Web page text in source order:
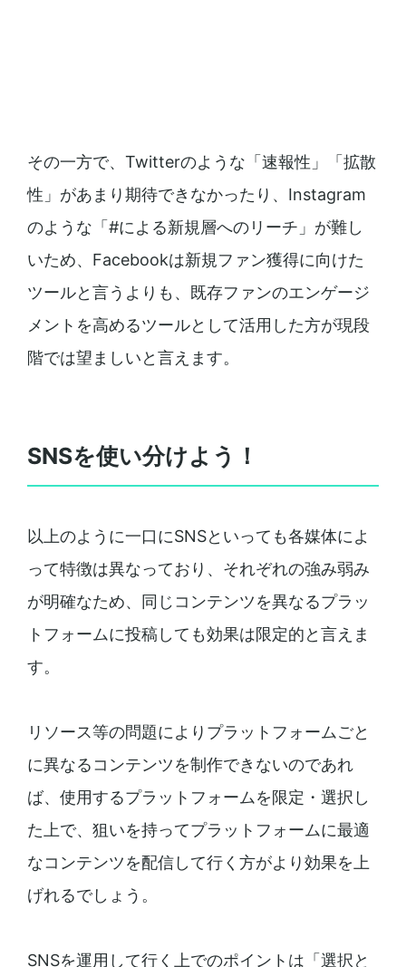
その一方で、Twitterのような「速報性」「拡散
性」があまり期待できなかったり、Instagram
のような「#による新規層へのリーチ」が難し
いため、Facebookは新規ファン獲得に向けた
ツールと言うよりも、既存ファンのエンゲージ
メントを高めるツールとして活用した方が現段
階では望ましいと言えます。
SNSを使い分けよう！
以上のように一口にSNSといっても各媒体によ
って特徴は異なっており、それぞれの強み弱み
が明確なため、同じコンテンツを異なるプラッ
トフォームに投稿しても効果は限定的と言えま
す。
リソース等の問題によりプラットフォームごと
に異なるコンテンツを制作できないのであれ
ば、使用するプラットフォームを限定・選択し
た上で、狙いを持ってプラットフォームに最適
なコンテンツを配信して行く方がより効果を上
げれるでしょう。
SNSを運用して行く上でのポイントは「選択と